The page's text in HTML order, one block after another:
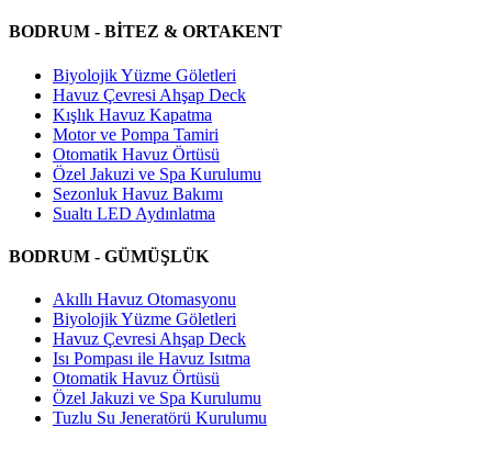
BODRUM - BİTEZ & ORTAKENT
Biyolojik Yüzme Göletleri
Havuz Çevresi Ahşap Deck
Kışlık Havuz Kapatma
Motor ve Pompa Tamiri
Otomatik Havuz Örtüsü
Özel Jakuzi ve Spa Kurulumu
Sezonluk Havuz Bakımı
Sualtı LED Aydınlatma
BODRUM - GÜMÜŞLÜK
Akıllı Havuz Otomasyonu
Biyolojik Yüzme Göletleri
Havuz Çevresi Ahşap Deck
Isı Pompası ile Havuz Isıtma
Otomatik Havuz Örtüsü
Özel Jakuzi ve Spa Kurulumu
Tuzlu Su Jeneratörü Kurulumu